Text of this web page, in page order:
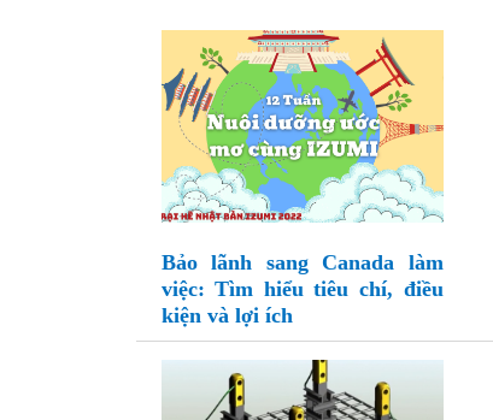
Bảo lãnh sang Canada làm
việc: Tìm hiểu tiêu chí, điều
kiện và lợi ích